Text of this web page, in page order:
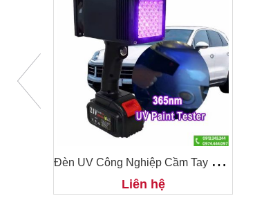
Đ
èn UV Công Nghiệp Cầm Tay WINNING LIGHT CT1800
Liên hệ